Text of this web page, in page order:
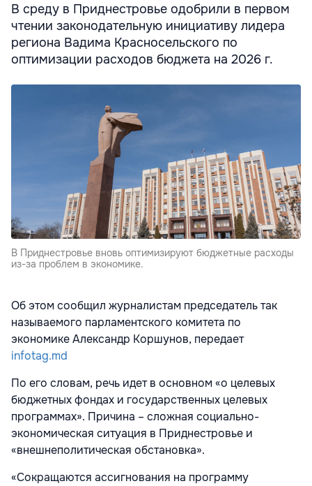
В среду в Приднестровье одобрили в первом
чтении законодательную инициативу лидера
региона Вадима Красносельского по
оптимизации расходов бюджета на 2026 г.
В Приднестровье вновь оптимизируют бюджетные расходы
из-за проблем в экономике.
Об этом сообщил журналистам председатель так
называемого парламентского комитета по
экономике Александр Коршунов, передает
infotag.md
По его словам, речь идет в основном «о целевых
бюджетных фондах и государственных целевых
программах». Причина – сложная социально-
экономическая ситуация в Приднестровье и
«внешнеполитическая обстановка».
«Сокращаются ассигнования на программу